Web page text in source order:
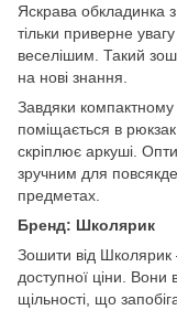
Яскрава обкладинка
тільки приверне
веселішим. Такий
на нові знання.
Завдяки
поміщається в
скріплює аркуші.
зручним для
предметах.
Бренд: Школярик
Зошити від Школярик
доступної ціни. Вони
щільності, що